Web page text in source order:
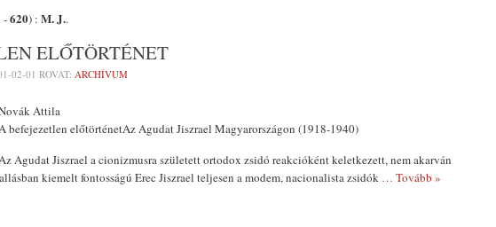
-620) : M. J..
ELŐTÖRTÉNET
02-01 ROVAT: ARCHÍVUM
Attila
befejezetlen előtörténetAz Agudat Jiszrael Magyarországon (1918-1940)
Agudat Jiszrael a cionizmusra született ortodox zsidó reakcióként keletkezett, nem akarván
kiemelt fontosságú Erec Jiszrael telje­sen a modem, nacionalista zsidók … Tovább »